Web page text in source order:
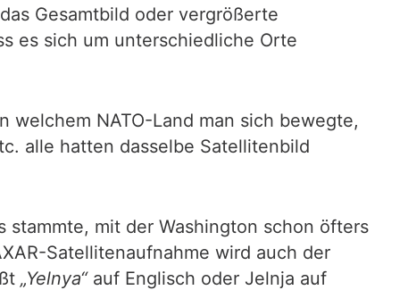
Gesamtbild oder vergrößerte
es sich um unterschiedliche Orte
welchem NATO-Land man sich bewegte,
alle hatten dasselbe Satellitenbild
stammte, mit der Washington schon öfters
Satellitenaufnahme wird auch der
„Yelnya“auf Englisch oder Jelnja auf